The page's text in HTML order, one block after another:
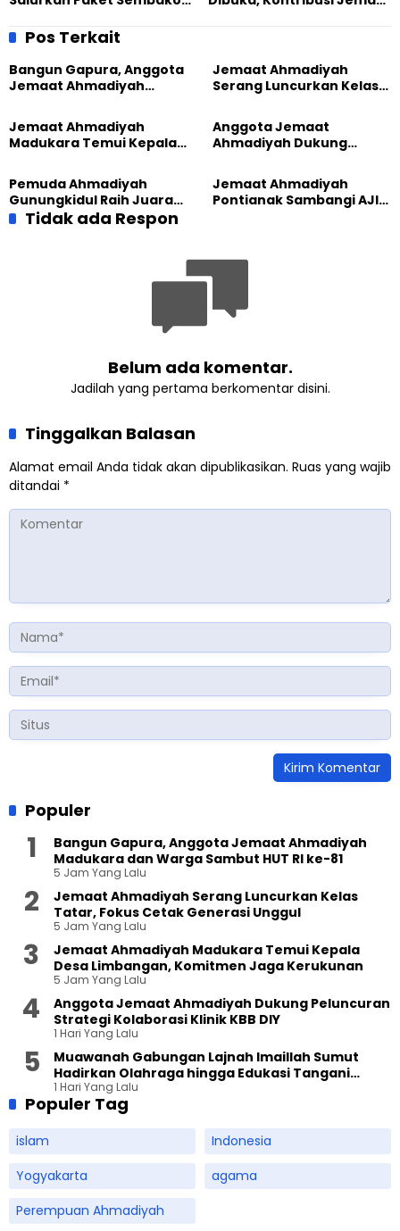
Ramadhan
untuk Pendidikan
Pos Terkait
Bangun Gapura, Anggota
Jemaat Ahmadiyah
Sambut HUT RI ke-81
Jemaat Ahmadiyah
Serang Luncurkan Kelas
Generasi Unggul
Jemaat Ahmadiyah
Madukara Temui Kepala
Komitmen Jaga
Kerukunan
Anggota Jemaat
Ahmadiyah Dukung
Kolaborasi Klinik KBB DIY
Pemuda Ahmadiyah
Gunungkidul Raih Juara
Lomba Video Literasi 2026
Jemaat Ahmadiyah
Pontianak Sambangi AJI,
Tidak ada Respon
Belum ada komentar.
Jadilah yang pertama berkomentar disini.
Tinggalkan Balasan
Alamat email Anda tidak akan dipublikasikan. Ruas yang wajib
ditandai *
Populer
Bangun Gapura, Anggota Jemaat Ahmadiyah
Madukara dan Warga Sambut HUT RI ke-81
5 Jam Yang Lalu
Jemaat Ahmadiyah Serang Luncurkan Kelas
Tatar, Fokus Cetak Generasi Unggul
5 Jam Yang Lalu
Jemaat Ahmadiyah Madukara Temui Kepala
Desa Limbangan, Komitmen Jaga Kerukunan
5 Jam Yang Lalu
Anggota Jemaat Ahmadiyah Dukung Peluncuran
Strategi Kolaborasi Klinik KBB DIY
1 Hari Yang Lalu
Muawanah Gabungan Lajnah Imaillah Sumut
Hadirkan Olahraga hingga Edukasi Tangani
Sampah
1 Hari Yang Lalu
Populer Tag
islam
Indonesia
Yogyakarta
agama
Perempuan Ahmadiyah